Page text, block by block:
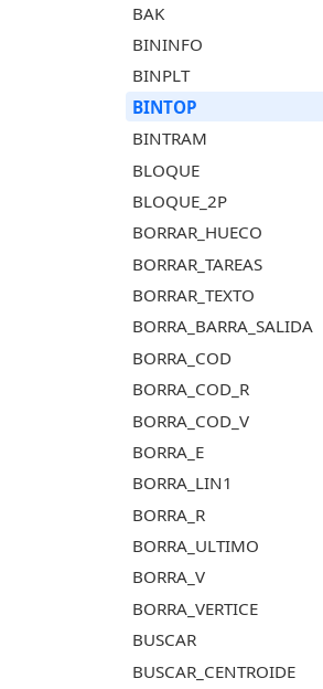
BAK
BININFO
BINPLT
BINTOP
BINTRAM
BLOQUE
BLOQUE_2P
BORRAR_HUECO
BORRAR_TAREAS
BORRAR_TEXTO
BORRA_BARRA_SALIDA
BORRA_COD
BORRA_COD_R
BORRA_COD_V
BORRA_E
BORRA_LIN1
BORRA_R
BORRA_ULTIMO
BORRA_V
BORRA_VERTICE
BUSCAR
BUSCAR_CENTROIDE